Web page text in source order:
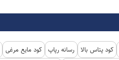
کود پتاس بالا رسانه رپاپ کود مایع مرغی